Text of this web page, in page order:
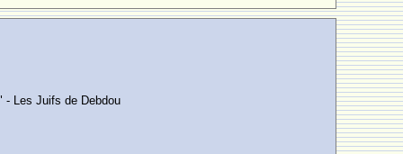
- Les Juifs de Debdou